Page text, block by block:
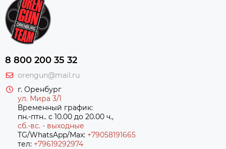
8 800 200 35 32
orengun@mail.ru
г. Оренбург
ул. Мира 3/1
Временный график:
пн.-птн.. с 10.00 до 20.00 ч.,
сб.-вс. - выходные
TG/WhatsApp/Max: +79058191665
тел: +79619292974